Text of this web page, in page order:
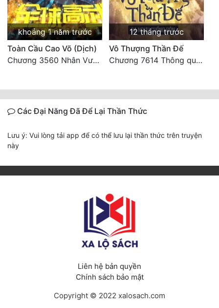
khoảng 1 năm trước
Toàn Cầu Cao Võ (Dịch)
Chương 3560 Nhân Vương trở về - END
12 tháng trước
Vô Thượng Thần Đế
Chương 7614 Thông quan ban thưởng, Ngục Hải Yên Thần Quang
Các Đại Năng Đã Để Lại Thần Thức
Lưu ý: Vui lòng tải app để có thể lưu lại thần thức trên truyện
này
Liên hệ bản quyền
Chính sách bảo mật
Copyright © 2022 xalosach.com